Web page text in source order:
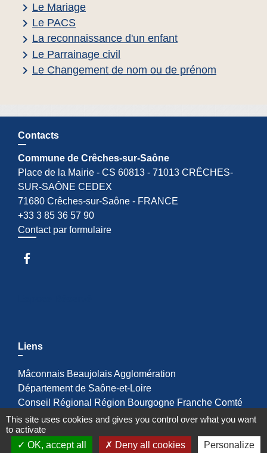
keyboard_arrow_right Le Mariage
keyboard_arrow_right Le PACS
keyboard_arrow_right La reconnaissance d'un enfant
keyboard_arrow_right Le Parrainage civil
keyboard_arrow_right Le Changement de nom ou de prénom
Contacts
Commune de Crêches-sur-Saône
Place de la Mairie - CS 60813 - 71013 CRÊCHES-
SUR-SAÔNE CEDEX
71680 Crêches-sur-Saône - FRANCE
+33 3 85 36 57 90
Contact par formulaire
Liens
Mâconnais Beaujolais Agglomération
Département de Saône-et-Loire
Conseil Régional Région Bourgogne Franche Comté
Office de Tourisme de Mâcon
Préfecture de Saône et Loire
This site uses cookies and gives you control over what you want
to activate
OK, accept all
Deny all cookies Personalize